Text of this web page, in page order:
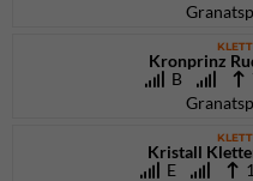
Kronprinz
B
Kristall
E